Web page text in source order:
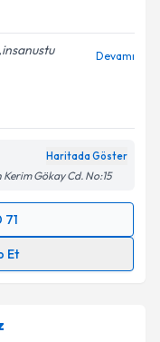
Devamı
Haritada Göster
Gökay Cd. No:15
71
Et
ile